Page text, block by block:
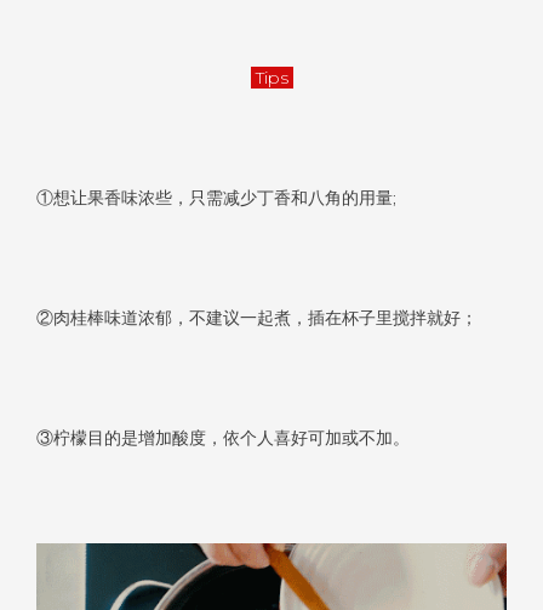
Tips
①想让果香味浓些，只需减少丁香和八角的用量;
②肉桂棒味道浓郁，不建议一起煮，插在杯子里搅拌就好；
③柠檬目的是增加酸度，依个人喜好可加或不加。